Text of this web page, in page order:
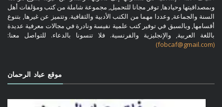
وبمصداقيتها وحيادها, توفر مجانا للتحميل, مجموعة شاملة من كتب ومؤلفات أهل
السنة والجماعة, وعددا مهما من الكتب الأدبية والثقافية. وتتميز عن غيرها, بتنوع
أقسامها, وبالسبق في توفير كتب علمية نفيسة ونادرة في مجالات معرفية عديدة
باللغة العربية, والإنجليزية والفرنسية. فلا تنسونا بالدعاء. للتواصل معنا:
(fobcaf@gmail.com)
موقع عباد الرحمان